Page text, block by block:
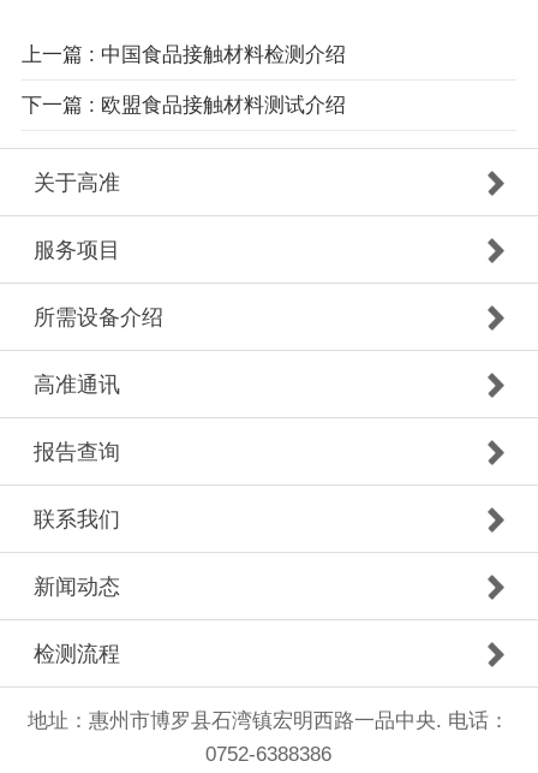
上一篇 : 中国食品接触材料检测介绍
下一篇 : 欧盟食品接触材料测试介绍
关于高准
服务项目
所需设备介绍
高准通讯
报告查询
联系我们
新闻动态
检测流程
地址：惠州市博罗县石湾镇宏明西路一品中央. 电话：
0752-6388386